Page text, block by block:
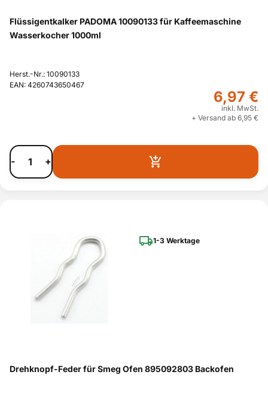
Flüssigentkalker PADOMA 10090133 für Kaffeemaschine
Wasserkocher 1000ml
Herst.-Nr.: 10090133
EAN: 4260743650467
6,97 €
inkl. MwSt.
+ Versand ab 6,95 €
- +
1-3 Werktage
Drehknopf-Feder für Smeg Ofen 895092803 Backofen